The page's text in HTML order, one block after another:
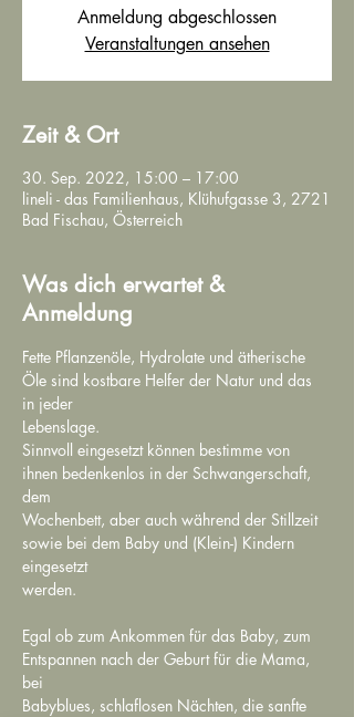
Anmeldung abgeschlossen
Veranstaltungen ansehen
Zeit & Ort
30. Sep. 2022, 15:00 – 17:00
lineli - das Familienhaus, Klühufgasse 3, 2721
Bad Fischau, Österreich
Was dich erwartet &
Anmeldung
Fette Pflanzenöle, Hydrolate und ätherische
Öle sind kostbare Helfer der Natur und das
in jeder
Lebenslage.
Sinnvoll eingesetzt können bestimme von
ihnen bedenkenlos in der Schwangerschaft,
dem
Wochenbett, aber auch während der Stillzeit
sowie bei dem Baby und (Klein-) Kindern
eingesetzt
werden.
Egal ob zum Ankommen für das Baby, zum
Entspannen nach der Geburt für die Mama,
bei
Babyblues, schlaflosen Nächten, die sanfte